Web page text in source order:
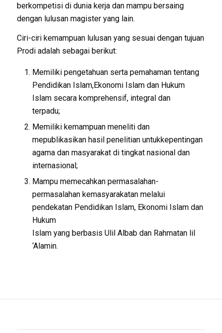
berkompetisi di dunia kerja dan mampu bersaing
dengan lulusan magister yang lain.
Ciri-ciri kemampuan lulusan yang sesuai dengan tujuan
Prodi adalah sebagai berikut:
Memiliki pengetahuan serta pemahaman tentang
Pendidikan Islam,Ekonomi Islam dan Hukum
Islam secara komprehensif, integral dan
terpadu;
Memiliki kemampuan meneliti dan
mepublikasikan hasil penelitian untukkepentingan
agama dan masyarakat di tingkat nasional dan
internasional;
Mampu memecahkan permasalahan-
permasalahan kemasyarakatan melalui
pendekatan Pendidikan Islam, Ekonomi Islam dan
Hukum
Islam yang berbasis Ulil Albab dan Rahmatan lil
‘Alamin.